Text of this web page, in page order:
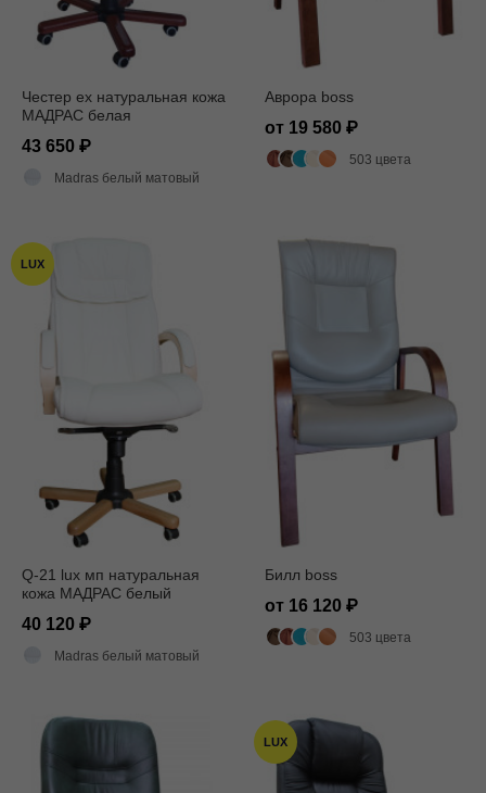
Честер ех натуральная кожа
МАДРАС белая
43 650
Madras белый матовый
Аврора boss
от 19 580
503 цвета
LUX
Q-21 lux мп натуральная
кожа МАДРАС белый
40 120
Madras белый матовый
Билл boss
от 16 120
503 цвета
LUX